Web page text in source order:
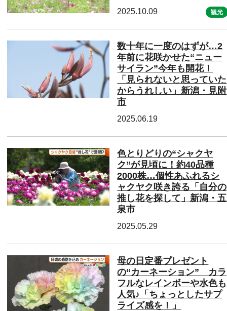
2025.10.09 観光
数十年に一度のはずが…2
年前に花咲かせた“ニュー
サイラン”今年も開花！
「見られないと思っていた
からうれしい」新潟・見附
市
2025.06.19
色とりどりの“シャクヤ
ク”が見頃に！約40品種
2000株…個性あふれるシ
ャクヤク咲き誇る「自分の
推し花を探して」新潟・五
泉市
2025.05.29
母の日定番プレゼント
の“カーネーション” カラ
フルなレインボーや水色も
人気♪「ちょっとしたサプ
ライズ感を！」